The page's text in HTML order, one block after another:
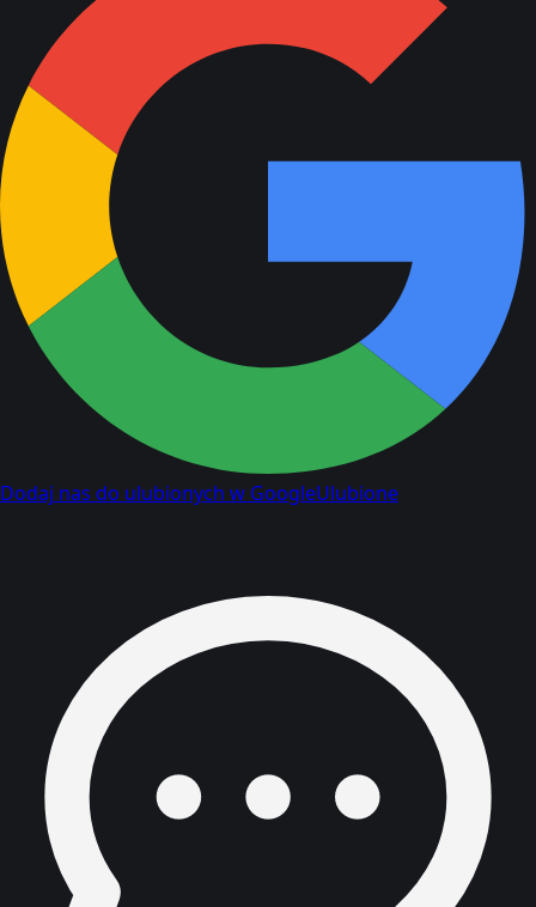
Dodaj nas do ulubionych w GoogleUlubione